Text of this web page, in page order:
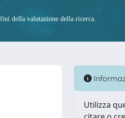
della valutazione della ricerca.
Utilizza